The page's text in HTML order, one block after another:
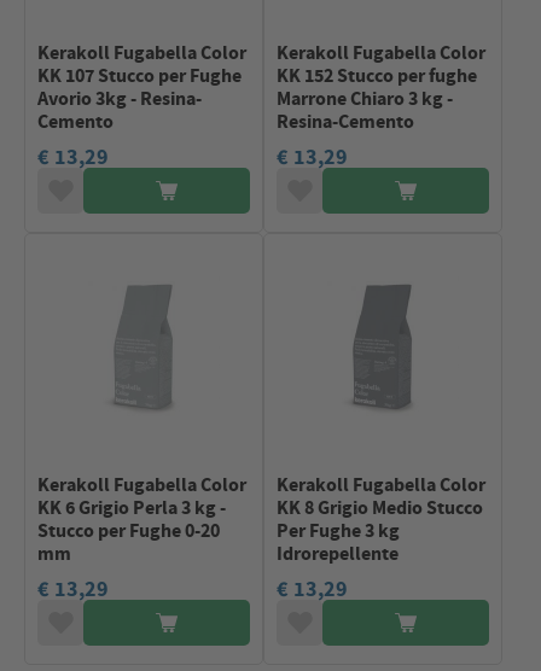
Kerakoll Fugabella Color
KK 107 Stucco per Fughe
Avorio 3kg - Resina-
Cemento
€ 13,29
Kerakoll Fugabella Color
KK 152 Stucco per fughe
Marrone Chiaro 3 kg -
Resina-Cemento
€ 13,29
Kerakoll Fugabella Color
KK 6 Grigio Perla 3 kg -
Stucco per Fughe 0-20
mm
€ 13,29
Kerakoll Fugabella Color
KK 8 Grigio Medio Stucco
Per Fughe 3 kg
Idrorepellente
€ 13,29